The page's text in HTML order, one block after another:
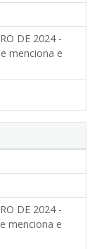
DE 2024 -
menciona e
DE 2024 -
menciona e